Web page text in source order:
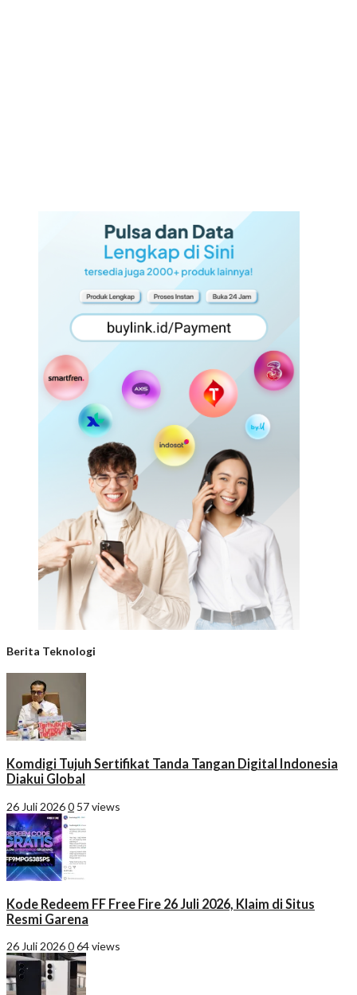
Berita Teknologi
Komdigi Tujuh Sertifikat Tanda Tangan Digital Indonesia
Diakui Global
26 Juli 20260 57 views
Kode Redeem FF Free Fire 26 Juli 2026, Klaim di Situs
Resmi Garena
26 Juli 2026064 views